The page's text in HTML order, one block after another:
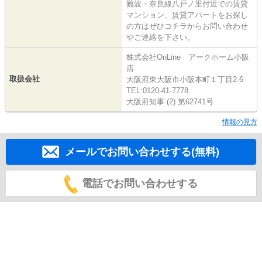
難波・奈良線八戸ノ里付近での賃貸
マンション、賃貸アパートをお探し
の方はぜひコチラからお問い合わせ
やご連絡を下さい。
取扱会社
株式会社OnLine アークホーム小阪
店
大阪府東大阪市小阪本町１丁目2-6
TEL:0120-41-7778
大阪府知事 (2) 第62741号
情報の見方
メールでお問い合わせする(無料)
電話でお問い合わせする